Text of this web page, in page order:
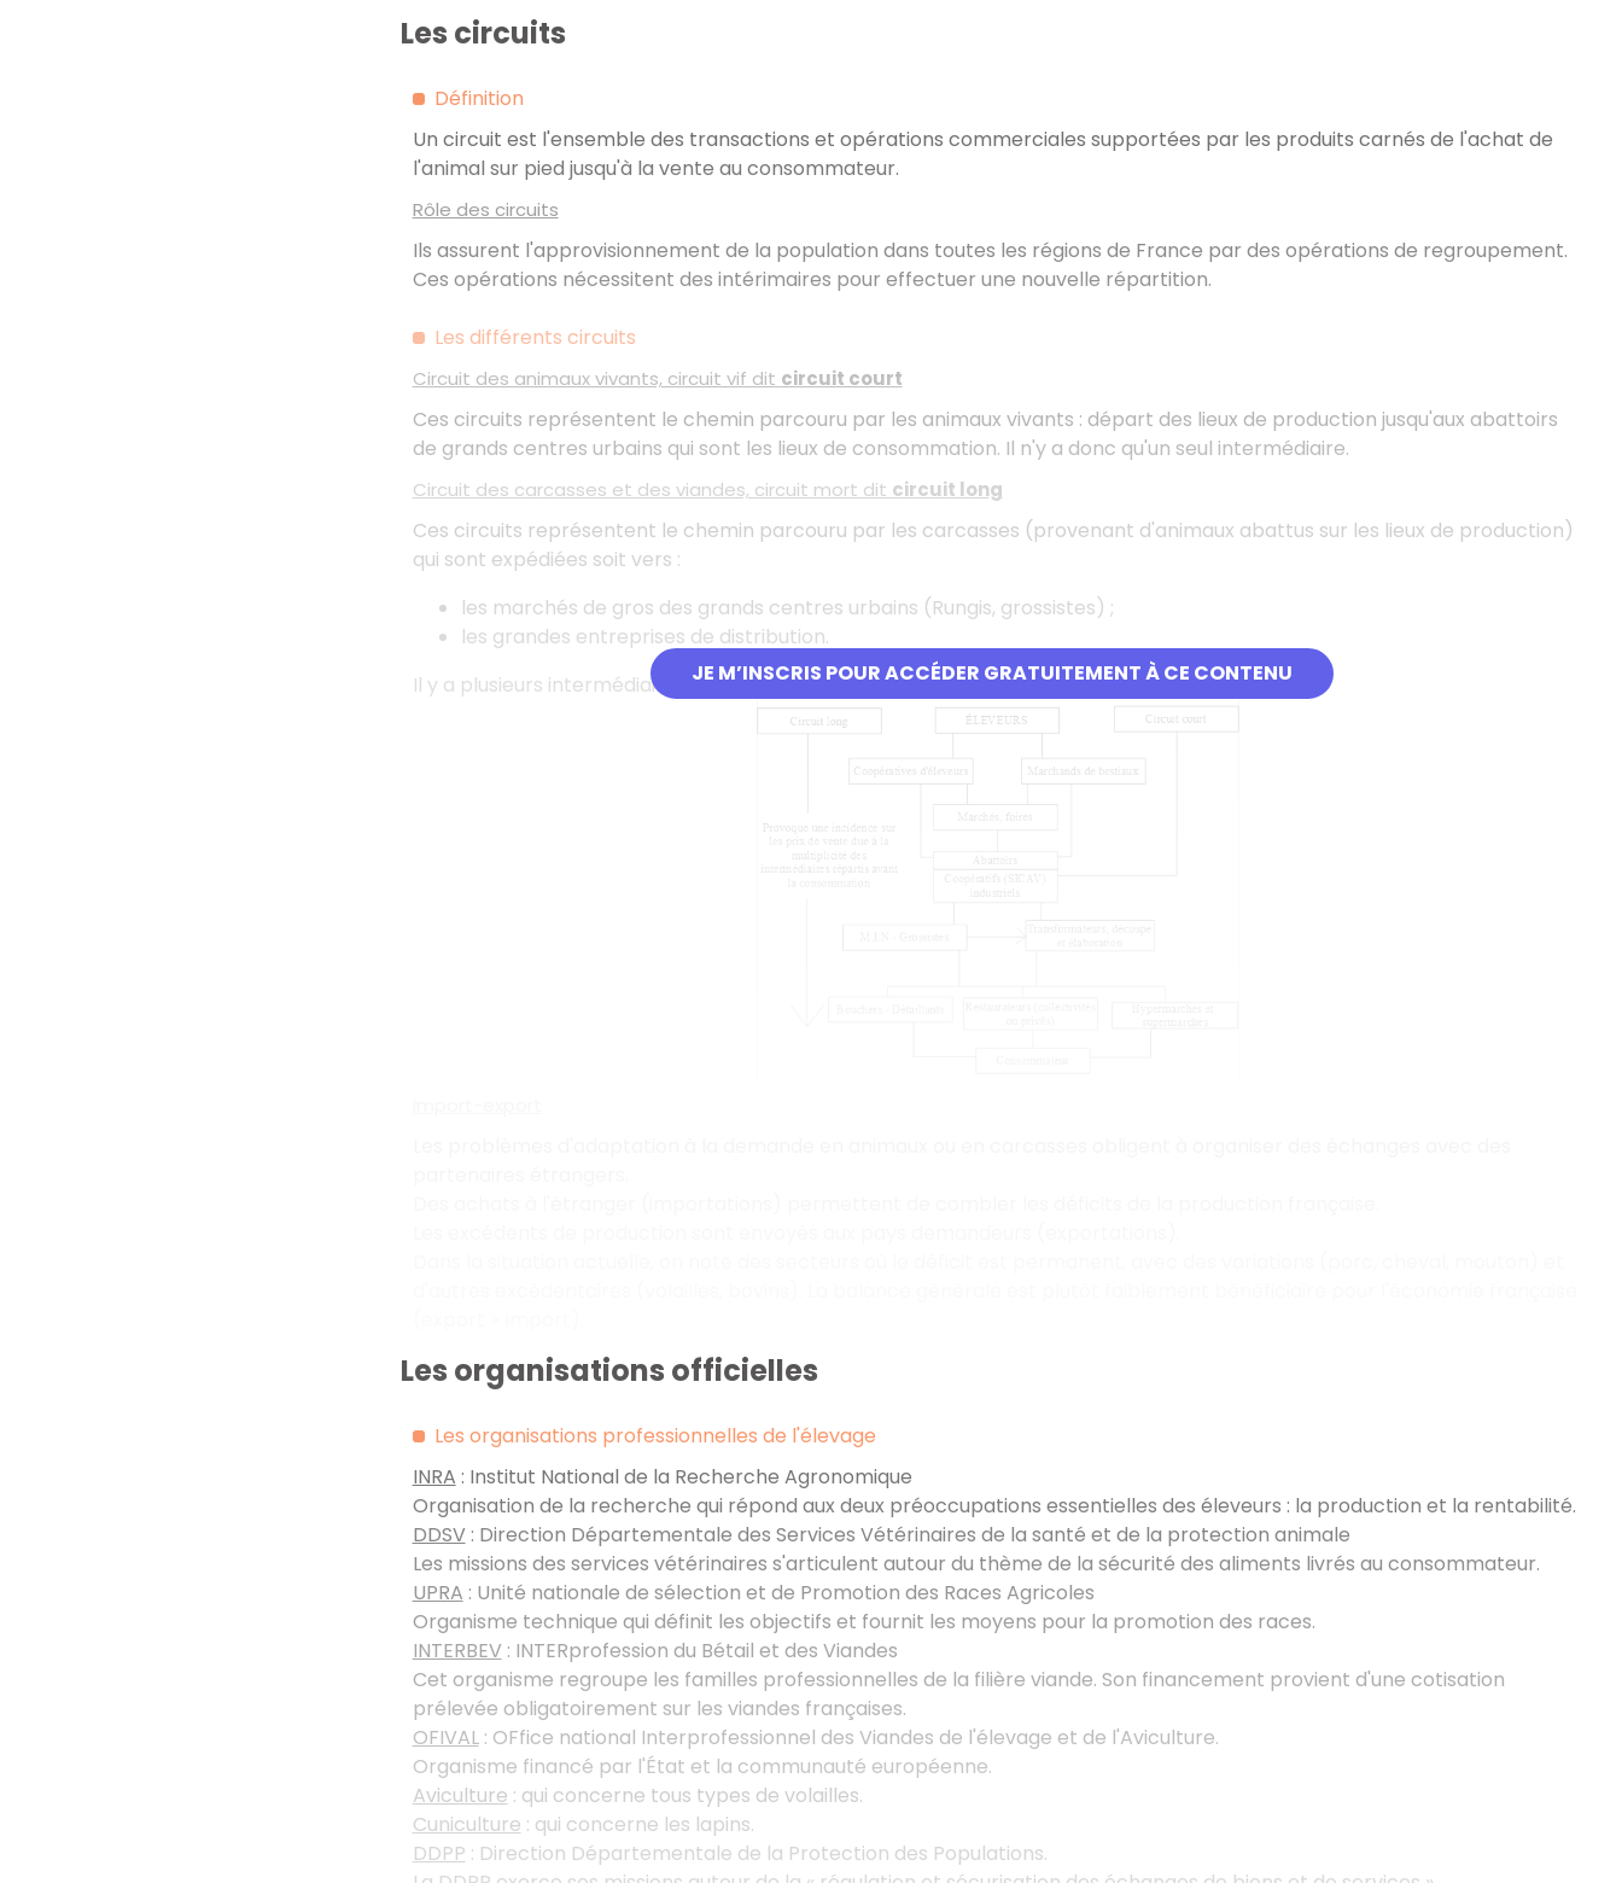
JE M’INSCRIS POUR ACCÉDER GRATUITEMENT À CE CONTENU
Les circuits
Définition
Un circuit est l'ensemble des transactions et opérations commerciales supportées par les produits carnés de l'achat de
l'animal sur pied jusqu'à la vente au consommateur.
Rôle des circuits
Ils assurent l'approvisionnement de la population dans toutes les régions de France par des opérations de regroupement.
Ces opérations nécessitent des intérimaires pour effectuer une nouvelle répartition.
Les différents circuits
Circuit des animaux vivants, circuit vif dit circuit court
Ces circuits représentent le chemin parcouru par les animaux vivants : départ des lieux de production jusqu'aux abattoirs
de grands centres urbains qui sont les lieux de consommation. Il n'y a donc qu'un seul intermédiaire.
Circuit des carcasses et des viandes, circuit mort dit circuit long
Ces circuits représentent le chemin parcouru par les carcasses (provenant d'animaux abattus sur les lieux de production)
qui sont expédiées soit vers :
les marchés de gros des grands centres urbains (Rungis, grossistes) ;
les grandes entreprises de distribution.
Il y a plusieurs intermédiaires.
Les organisations officielles
Les organisations professionnelles de l'élevage
INRA : Institut National de la Recherche Agronomique
Organisation de la recherche qui répond aux deux préoccupations essentielles des éleveurs : la production et la rentabilité.
DDSV: Direction Départementale des Services Vétérinaires de la santé et de la protection animale
Les missions des services vétérinaires s'articulent autour du thème de la sécurité des aliments livrés au consommateur.
UPRA : Unité nationale de sélection et de Promotion des Races Agricoles
Organisme technique qui définit les objectifs et fournit les moyens pour la promotion des races.
INTERBEV: INTERprofession du Bétail et des Viandes
Cet organisme regroupe les familles professionnelles de la filière viande. Son financement provient d'une cotisation
prélevée obligatoirement sur les viandes françaises.
OFIVAL: OFfice national Interprofessionnel des Viandes de l'élevage et de l'Aviculture.
Organisme financé par l'État et la communauté européenne.
Aviculture : qui concerne tous types de volailles.
Cuniculture : qui concerne les lapins.
DDPP : Direction Départementale de la Protection des Populations.